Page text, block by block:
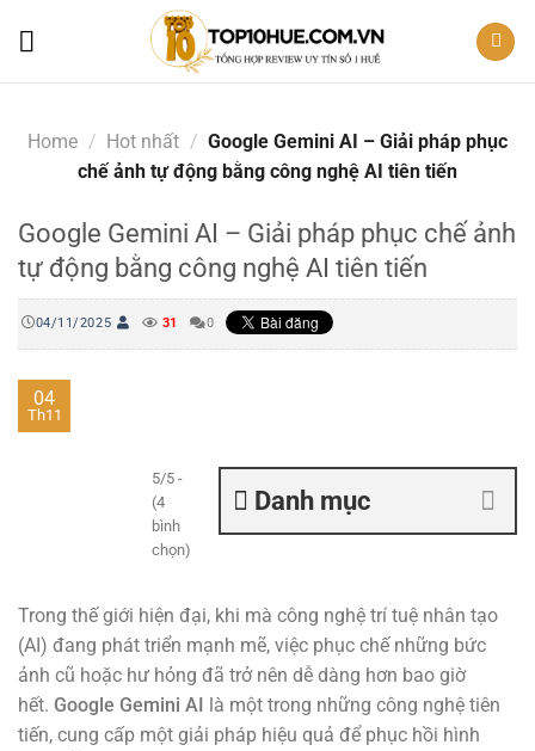
Home / Hot nhất / Google Gemini AI – Giải pháp phục
chế ảnh tự động bằng công nghệ AI tiên tiến
Google Gemini AI – Giải pháp phục chế ảnh
tự động bằng công nghệ AI tiên tiến
04/11/2025 31 0
04
Th11
Danh mục
5/5 -
(4
bình
chọn)
Trong thế giới hiện đại, khi mà công nghệ trí tuệ nhân tạo
(AI) đang phát triển mạnh mẽ, việc phục chế những bức
ảnh cũ hoặc hư hỏng đã trở nên dễ dàng hơn bao giờ
hết. Google Gemini AI là một trong những công nghệ tiên
tiến, cung cấp một giải pháp hiệu quả để phục hồi hình